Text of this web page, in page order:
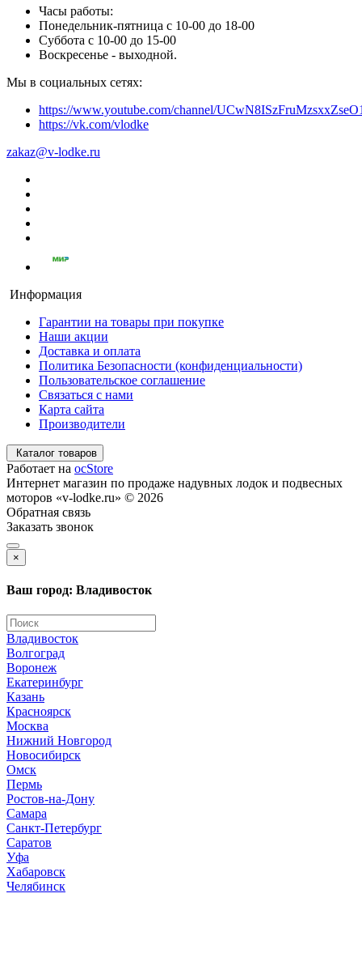
Часы работы:
Понедельник-пятница с 10-00 до 18-00
Суббота с 10-00 до 15-00
Воскресенье - выходной.
Мы в социальных сетях:
https://www.youtube.com/channel/
https://vk.com/vlodke
zakaz@v-lodke.ru
Информация
Гарантии на товары при покупке
Наши акции
Доставка и оплата
Политика Безопасности (конфиденциальности)
Пользовательское соглашение
Связаться с нами
Карта сайта
Производители
Каталог товаров
Работает на ocStore
Интернет магазин по продаже надувных лодок и подвесных
моторов «v-lodke.ru» © 2026
Обратная связь
Заказать звонок
×
Ваш город: Владивосток
Владивосток
Волгоград
Воронеж
Екатеринбург
Казань
Красноярск
Москва
Нижний Новгород
Новосибирск
Омск
Пермь
Ростов-на-Дону
Самара
Санкт-Петербург
Саратов
Уфа
Хабаровск
Челябинск